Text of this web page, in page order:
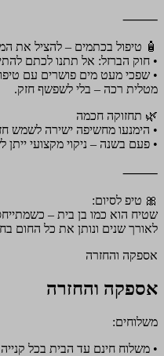
⸻
🧴 טיפול בכתמים – להציל את
• חוק הברזל: אל תתנו לכתם
• שפכי מעט מים פושרים עם
מטלית רכה – בלי לשפשף חזק.
🌿 תחזוקה חכמה
• הימנעו מחשיפה ישירה לשמש
• פעם בשנה – ניקוי מקצועי
⸻
🎀 טיפ לסיום:
שטיח הוא כמו בן בית –
לאורך שנים ונותן את כל החום
אספקה והחזרה
אספקה והחזרה
משלוחים:
• משלוח חינם עד הבית בכל קנייה מעל 299.99